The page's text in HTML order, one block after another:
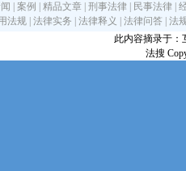
案例 精品文章 刑事法律 民事法律
法规 法律实务 法律释义 法律问答
法
此内容摘录于：
法搜